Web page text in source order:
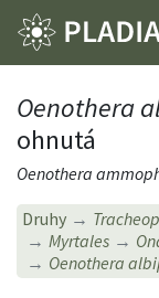
Oenothera
ohnutá
Oenothera
Druhy
Myrtales
Oenothera